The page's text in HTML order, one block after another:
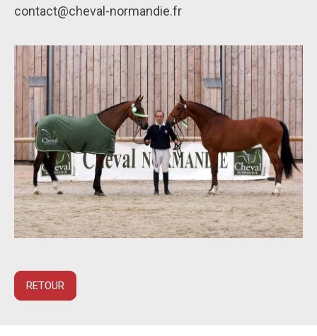
contact@cheval-normandie.fr
RETOUR